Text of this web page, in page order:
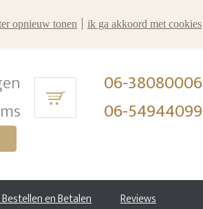
06-38080006
06-54944099
en Betalen Reviews
opnieuw tonen
ik ga akkoord met cookies